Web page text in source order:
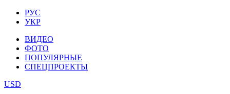
РУС
УКР
ВИДЕО
ФОТО
ПОПУЛЯРНЫЕ
СПЕЦПРОЕКТЫ
USD